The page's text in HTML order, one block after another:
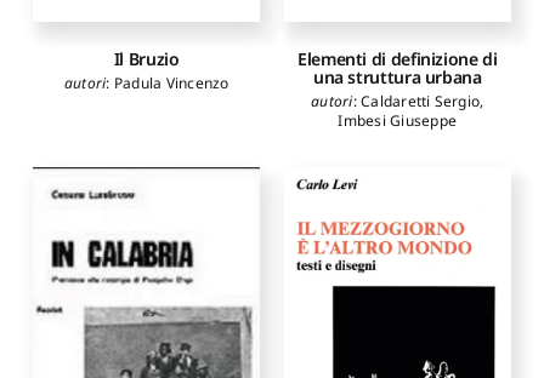
Il Bruzio
autori: Padula Vincenzo
Elementi di definizione di
una struttura urbana
autori:Caldaretti Sergio,
Imbesi Giuseppe